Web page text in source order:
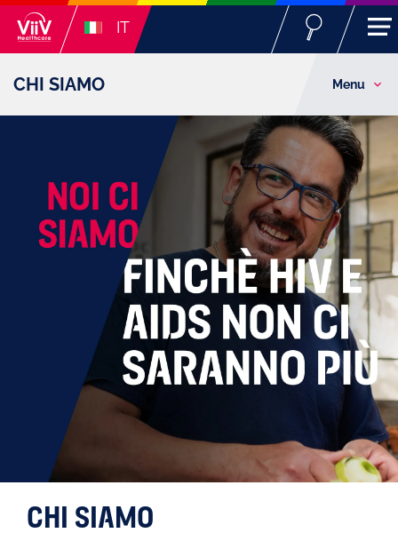
IT
CHI SIAMO Menu
CHI SIAMO